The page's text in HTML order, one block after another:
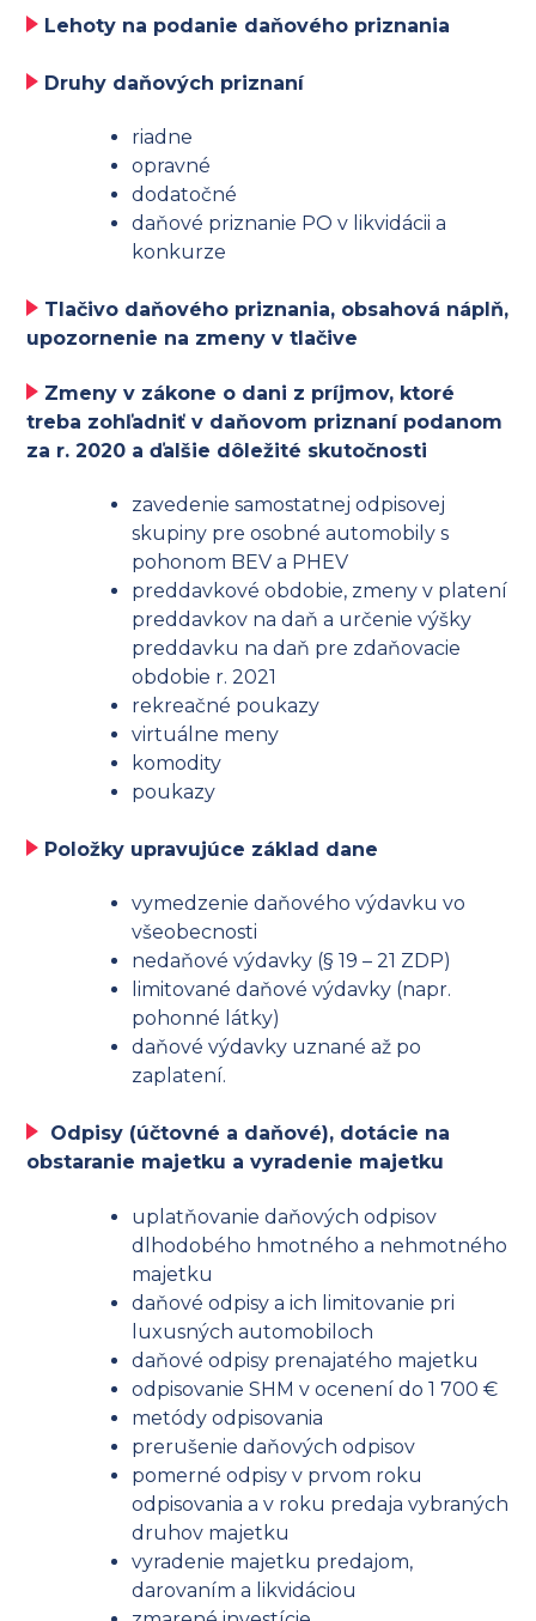
Lehoty na podanie daňového priznania
Druhy daňových priznaní
riadne
opravné
dodatočné
daňové priznanie PO v likvidácii a
konkurze
Tlačivo daňového priznania, obsahová náplň,
upozornenie na zmeny v tlačive
Zmeny v zákone o dani z príjmov, ktoré
treba zohľadniť v daňovom priznaní podanom
za r. 2020 a ďalšie dôležité skutočnosti
zavedenie samostatnej odpisovej
skupiny pre osobné automobily s
pohonom BEV a PHEV
preddavkové obdobie, zmeny v platení
preddavkov na daň a určenie výšky
preddavku na daň pre zdaňovacie
obdobie r. 2021
rekreačné poukazy
virtuálne meny
komodity
poukazy
Položky upravujúce základ dane
vymedzenie daňového výdavku vo
všeobecnosti
nedaňové výdavky (§ 19 – 21 ZDP)
limitované daňové výdavky (napr.
pohonné látky)
daňové výdavky uznané až po
zaplatení.
Odpisy (účtovné a daňové), dotácie na
obstaranie majetku a vyradenie majetku
uplatňovanie daňových odpisov
dlhodobého hmotného a nehmotného
majetku
daňové odpisy a ich limitovanie pri
luxusných automobiloch
daňové odpisy prenajatého majetku
odpisovanie SHM v ocenení do 1 700 €
metódy odpisovania
prerušenie daňových odpisov
pomerné odpisy v prvom roku
odpisovania a v roku predaja vybraných
druhov majetku
vyradenie majetku predajom,
darovaním a likvidáciou